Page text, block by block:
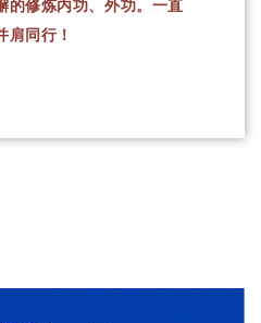
的修炼内功、外功。一直
肩同行！